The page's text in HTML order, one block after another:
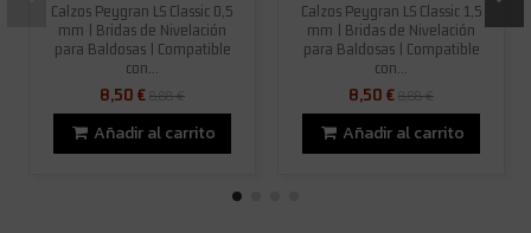
Calzos Peygran LS Classic 0,5
mm | Bridas de Nivelación
para Baldosas | Compatible
con...
8,50 €8,88 €
Añadir al carrito
Calzos Peygran LS Classic 1,5
mm | Bridas de Nivelación
para Baldosas | Compatible
con...
8,50 €8,88 €
Añadir al carrito